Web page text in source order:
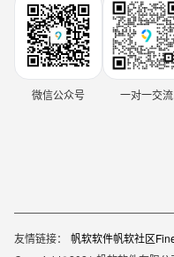
微信公众号 一对一交流
友情链接： 帆软软件帆软社区